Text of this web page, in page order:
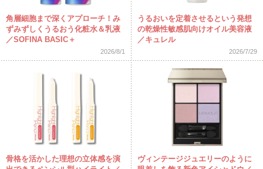
角層細胞まで深くアプローチ！み
ずみずしくうるおう化粧水＆乳液
／SOFINA BASIC＋
2026/8/1
うるおいを定着させるという発想
の乾燥性敏感肌向けオイル美容液
／キュレル
2026/7/29
骨格を活かした理想の立体感を演
ヴィンテージジュエリーのように